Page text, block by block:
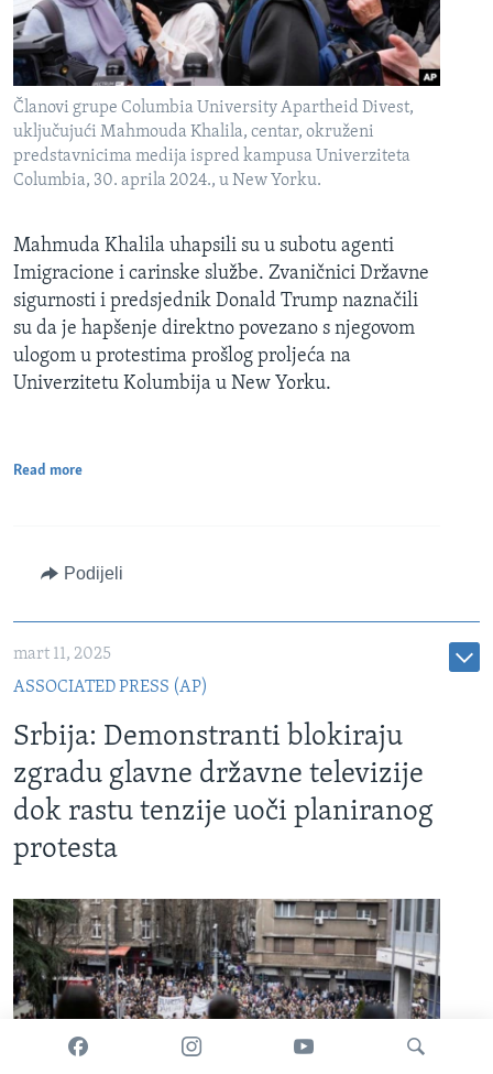
Članovi grupe Columbia University Apartheid Divest,
uključujući Mahmouda Khalila, centar, okruženi
predstavnicima medija ispred kampusa Univerziteta
Columbia, 30. aprila 2024., u New Yorku.
Mahmuda Khalila uhapsili su u subotu agenti
Imigracione i carinske službe. Zvaničnici Državne
sigurnosti i predsjednik Donald Trump naznačili
su da je hapšenje direktno povezano s njegovom
ulogom u protestima prošlog proljeća na
Univerzitetu Kolumbija u New Yorku.
Read more
Podijeli
mart 11, 2025
ASSOCIATED PRESS (AP)
Srbija: Demonstranti blokiraju
zgradu glavne državne televizije
dok rastu tenzije uoči planiranog
protesta